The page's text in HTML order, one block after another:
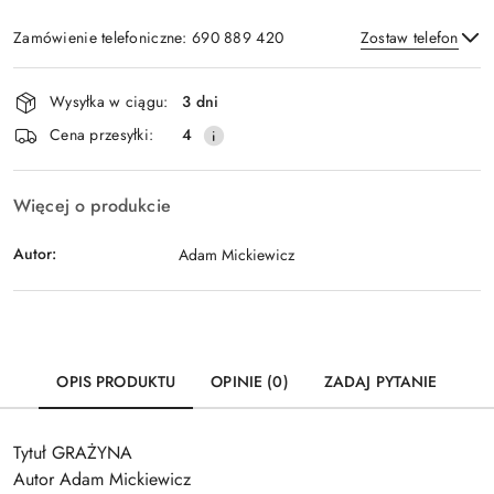
Zamówienie telefoniczne: 690 889 420 Zostaw telefon
Wyślij
Dostępność
i
dostawa
Wysyłka w ciągu:
3 dni
Cena przesyłki:
4
Więcej o produkcie
Autor: Adam Mickiewicz
OPIS PRODUKTU OPINIE (0) ZADAJ PYTANIE
Tytuł GRAŻYNA
Autor Adam Mickiewicz